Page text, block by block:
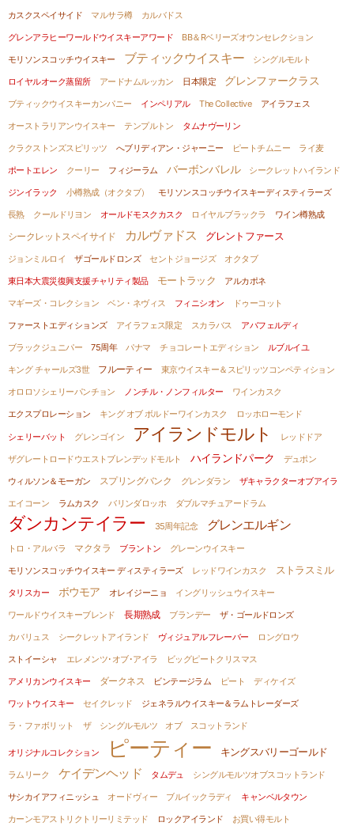
カスクスペイサイド
マルサラ樽
カルバドス
グレンアラヒーワールドウイスキーアワード
BB＆Rベリーズオウンセレクション
モリソンスコッチウイスキー
ブティックウイスキー
シングルモルト
ロイヤルオーク蒸留所
アードナムルッカン 日本限定 グレンファークラス
ブティックウイスキーカンパニー インペリアル The Collective
アイラフェス
オーストラリアンウイスキー
テンプルトン
タムナヴーリン
クラクストンズスピリッツ
へブリディアン・ジャーニー ピートチムニー
ライ麦
ポートエレン
クーリー フィジーラム バーボンバレル
シークレットハイランド
ジンイラック
小樽熟成（オクタブ）
モリソンスコッチウイスキーディスティラーズ
長熟
クールドリヨン オールドモスクカスク ロイヤルブラックラ ワイン樽熟成
シークレットスペイサイド カルヴァドス グレントファース
ジョンミルロイ ザゴールドロンズ セントジョージズ
オクタブ
東日本大震災復興支援チャリティ製品
モートラック
アルカポネ
マギーズ・コレクション
ベン・ネヴィス フィニシオン
ドゥーコット
ファーストエディションズ
アイラフェス限定 スカラバス
アバフェルディ
ブラックジュニパー
75周年 パナマ チョコレートエディション
ルブルイユ
キング チャールズ3世
フルーティー
東京ウイスキー＆スピリッツコンペティション
オロロソシェリーパンチョン
ノンチル・ノンフィルター
ワインカスク
エクスプロレーション
キング オブ ボルドーワインカスク ロッホローモンド
シェリーバット グレンゴイン アイランドモルト
レッドドア
ザグレートロードウエストブレンデッドモルト
ハイランドパーク
デュポン
ウィルソン＆モーガン
スプリングバンク グレンダラン
ザキャラクターオブアイラ
エイコーン
ラムカスク バリンダロッホ ダブルマチュアードラム
ダンカンテイラー 35周年記念 グレンエルギン
トロ・アルバラ マクタラ ブラントン
グレーンウイスキー
モリソンスコッチウイスキー ディスティラーズ
レッドワインカスク ストラスミル
タリスカー ボウモア オレイジーニョ
イングリッシュウイスキー
ワールドウイスキーブレンド
長期熟成 ブランデー
ザ・ゴールドロンズ
カバリュス
シークレットアイランド ヴィジュアルフレーバー
ロングロウ
ストイーシャ
エレメンツ･オブ･アイラ
ビッグピートクリスマス
アメリカンウイスキー
ダークネス ビンテージラム ピート
ディケイズ
ワットウイスキー
セイクレッド
ジェネラルウイスキー＆ラムトレーダーズ
ラ・ファボリット
ザ シングルモルツ オブ スコットランド
オリジナルコレクション ピーティー キングスバリーゴールド
ラムリーク ケイデンヘッド タムデュ
シングルモルツオブスコットランド
サシカイアフィニッシュ
オードヴィー ブルイックラディ
キャンベルタウン
カーンモアストリクトリーリミテッド
ロックアイランド
お買い得モルト